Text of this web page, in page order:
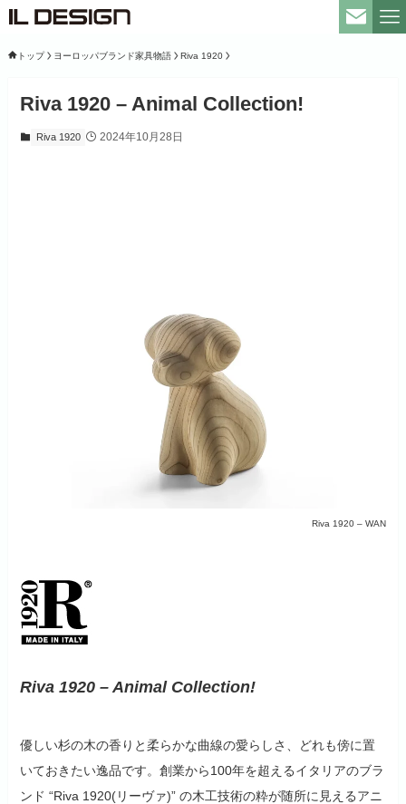
トップ ヨーロッパブランド家具物語 Riva 1920
Riva 1920 – Animal Collection!
Riva 1920 2024年10月28日
Riva 1920 – WAN
Riva 1920 – Animal Collection!
優しい杉の木の香りと柔らかな曲線の愛らしさ、どれも傍に置
いておきたい逸品です。創業から100年を超えるイタリアのブラ
ンド “Riva 1920(リーヴァ)” の木工技術の粋が随所に見えるアニ